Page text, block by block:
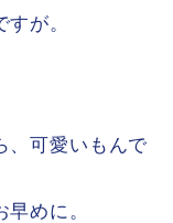
が。
、可愛いもんで
めに。